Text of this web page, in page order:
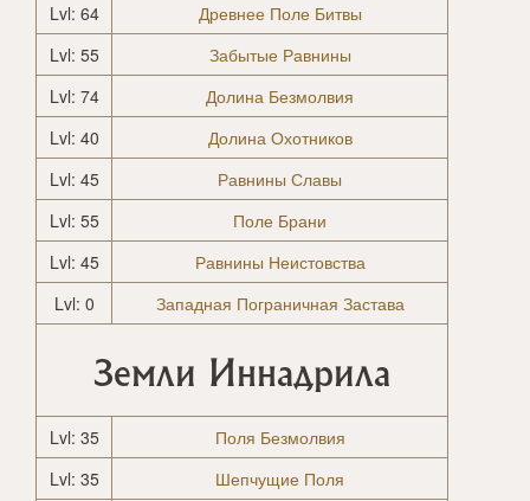
Lvl: 64
Древнее Поле Битвы
Lvl: 55
Забытые Равнины
Lvl: 74
Долина Безмолвия
Lvl: 40
Долина Охотников
Lvl: 45
Равнины Славы
Lvl: 55
Поле Брани
Lvl: 45
Равнины Неистовства
Lvl: 0
Западная Пограничная Застава
Земли Иннадрила
Lvl: 35
Поля Безмолвия
Lvl: 35
Шепчущие Поля